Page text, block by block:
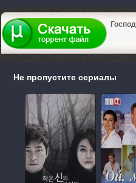
Не пропустите сериалы